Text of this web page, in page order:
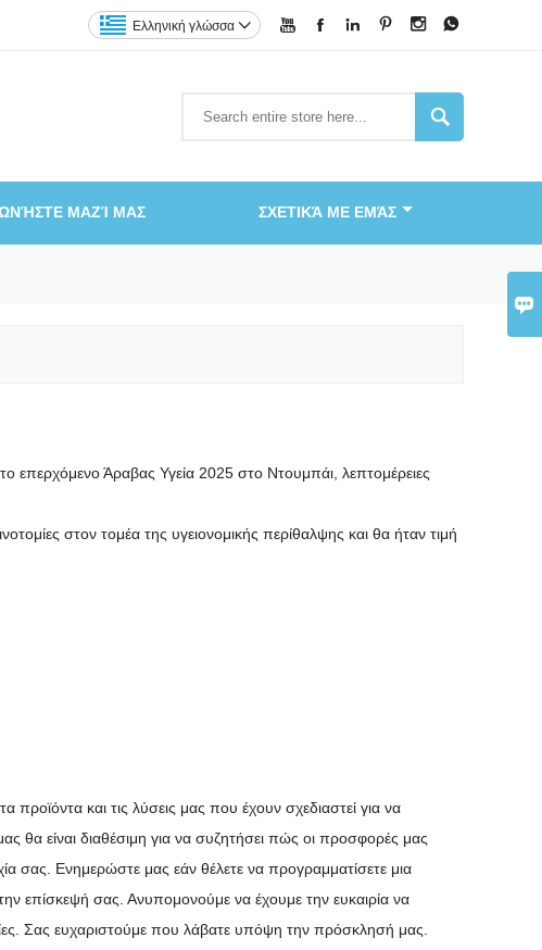

     
Ελληνική γλώσσα 

ΜΑΖΊ ΜΑΣ ΣΧΕΤΙΚΆ ΜΕ ΕΜΆΣ
επερχόμενο Άραβας Υγεία 2025 στο Ντουμπάι, λεπτομέρειες
στον τομέα της υγειονομικής περίθαλψης και θα ήταν τιμή
και τις λύσεις μας που έχουν σχεδιαστεί για να
θα είναι διαθέσιμη για να συζητήσει πώς οι προσφορές μας
σας. Ενημερώστε μας εάν θέλετε να προγραμματίσετε μια
επίσκεψή σας. Ανυπομονούμε να έχουμε την ευκαιρία να
Σας ευχαριστούμε που λάβατε υπόψη την πρόσκλησή μας.